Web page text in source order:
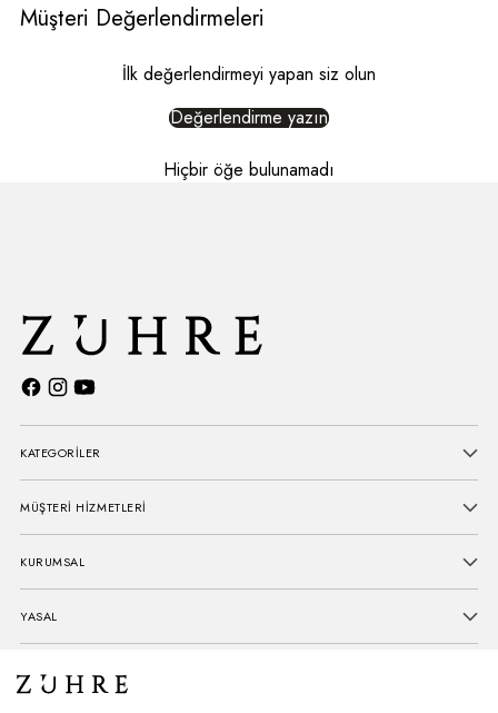
Müşteri Değerlendirmeleri
İlk değerlendirmeyi yapan siz olun
Değerlendirme yazın
Hiçbir öğe bulunamadı
KATEGORİLER
MÜŞTERİ HİZMETLERİ
KURUMSAL
YASAL